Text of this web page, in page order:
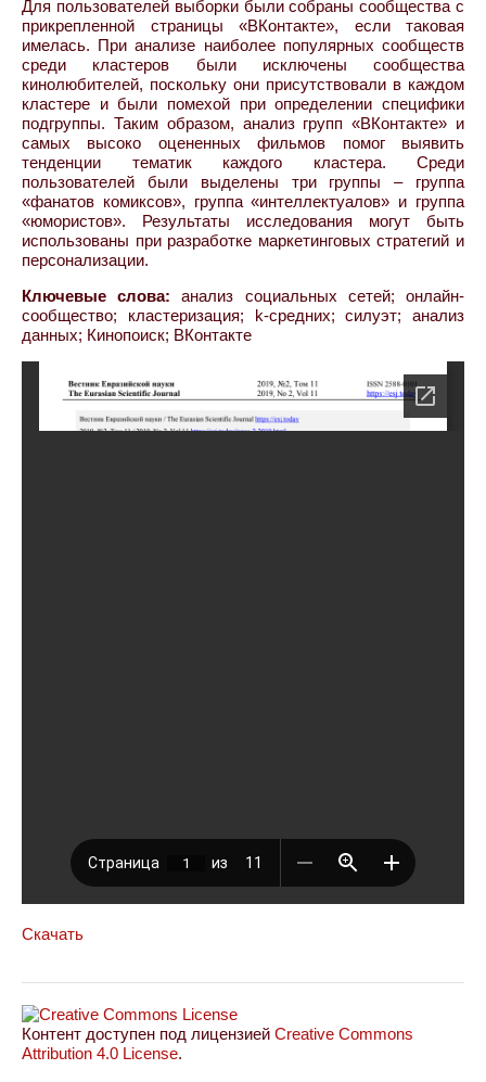
Для пользователей выборки были собраны сообщества с
прикрепленной страницы «ВКонтакте», если таковая
имелась. При анализе наиболее популярных сообществ
среди кластеров были исключены сообщества
кинолюбителей, поскольку они присутствовали в каждом
кластере и были помехой при определении специфики
подгруппы. Таким образом, анализ групп «ВКонтакте» и
самых высоко оцененных фильмов помог выявить
тенденции тематик каждого кластера. Среди
пользователей были выделены три группы – группа
«фанатов комиксов», группа «интеллектуалов» и группа
«юмористов». Результаты исследования могут быть
использованы при разработке маркетинговых стратегий и
персонализации.
Ключевые слова: анализ социальных сетей; онлайн-
сообщество; кластеризация; k-средних; силуэт; анализ
данных; Кинопоиск; ВКонтакте
Скачать
Контент доступен под лицензией Creative Commons
Attribution 4.0 License.